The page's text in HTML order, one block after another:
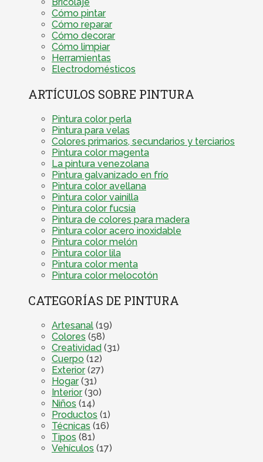
Cómo pintar
Cómo reparar
Cómo decorar
Cómo limpiar
Herramientas
Electrodomésticos
ARTÍCULOS SOBRE PINTURA
Pintura color perla
Pintura para velas
Colores primarios, secundarios y terciarios
Pintura color magenta
La pintura venezolana
Pintura galvanizado en frío
Pintura color avellana
Pintura color vainilla
Pintura color fucsia
Pintura de colores para madera
Pintura color acero inoxidable
Pintura color melón
Pintura color lila
Pintura color menta
Pintura color melocotón
CATEGORÍAS DE PINTURA
Artesanal (19)
Colores (58)
Creatividad (31)
Cuerpo (12)
Exterior(27)
Hogar(31)
Interior(30)
Niños (14)
Productos (1)
Técnicas (16)
Tipos (81)
Vehículos (17)